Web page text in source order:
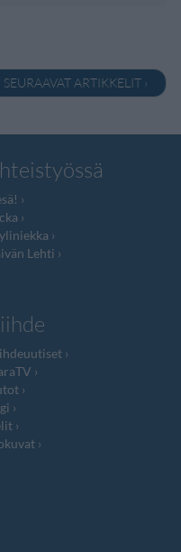
SEURAAVAT ARTIKKELIT ›
Lehti